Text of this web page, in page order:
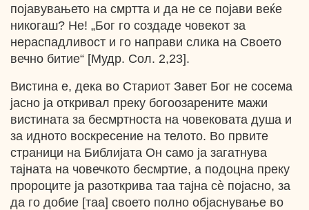
појавувањето на смртта и да не се појави веќе
никогаш? Не! „Бог го создаде човекот за
нераспадливост и го направи слика на Своето
вечно битие“ [Мудр. Сол. 2,23].
Вистина е, дека во Стариот Завет Бог не сосема
јасно ја откривал преку богоозарените мажи
вистината за бесмртноста на човековата душа и
за идното воскресение на телото. Bo првите
страници на Библијата Он само ја загатнува
тајната на човечкото бесмртие, а подоцна преку
пророците ја разоткрива таа тајна сѐ појасно, за
да го добие [таа] своето полно објаснување во